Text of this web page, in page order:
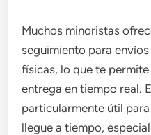
Muchos minoristas
seguimiento para
físicas, lo que te
entrega en tiempo real.
particularmente útil
llegue a tiempo,